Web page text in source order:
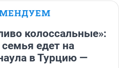
колоссальные»:
едет на
в Турцию —